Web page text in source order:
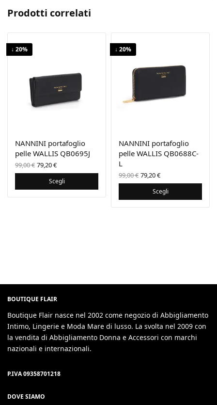
Prodotti correlati
↓ 20%
NANNINI portafoglio
pelle WALLIS QB0695J
99,00€ Il prezzo
originale
era:
99,00 €.
79,20€Il
prezzo
attuale
è:
79,20 €.
Scegli
↓ 20%
NANNINI portafoglio
pelle WALLIS QB0688C-
L
99,00€ Il prezzo
originale
era:
99,00 €.
79,20€Il
prezzo
attuale
è:
79,20 €.
Scegli
BOUTIQUE FLAIR
Boutique Flair nasce nel 2002 come negozio di Abbigliamento
Intimo, Lingerie e Moda Mare di lusso. La svolta nel 2009 con
la vendita di Abbigliamento Donna e Accessori con marchi
nazionali e internazionali.
P.IVA 09358701218
DOVE SIAMO